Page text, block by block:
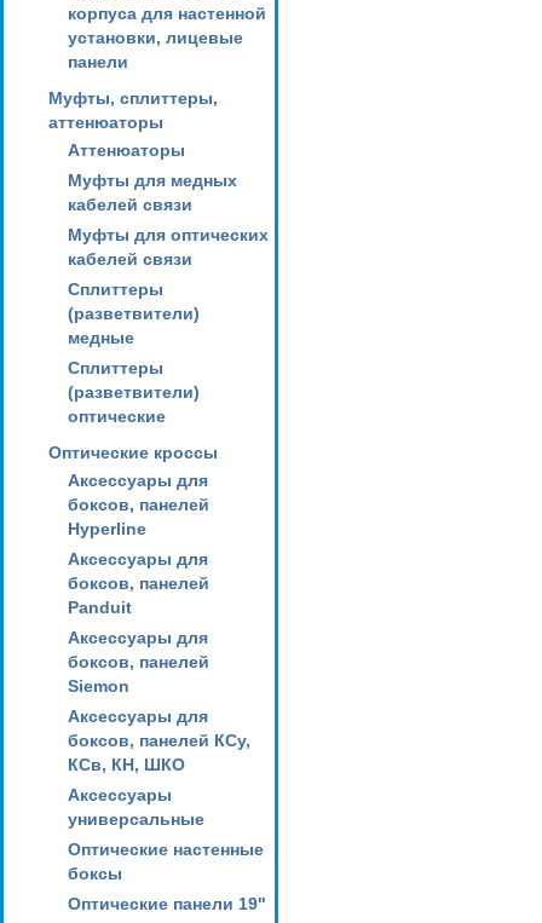
корпуса для настенной
установки, лицевые
панели
Муфты, сплиттеры,
аттенюаторы
Аттенюаторы
Муфты для медных
кабелей связи
Муфты для оптических
кабелей связи
Сплиттеры
(разветвители)
медные
Сплиттеры
(разветвители)
оптические
Оптические кроссы
Аксессуары для
боксов, панелей
Hyperline
Аксессуары для
боксов, панелей
Panduit
Аксессуары для
боксов, панелей
Siemon
Аксессуары для
боксов, панелей КСу,
КСв, КН, ШКО
Аксессуары
универсальные
Оптические настенные
боксы
Оптические панели 19"